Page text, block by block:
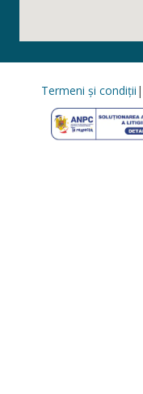
Termeni și condiții |